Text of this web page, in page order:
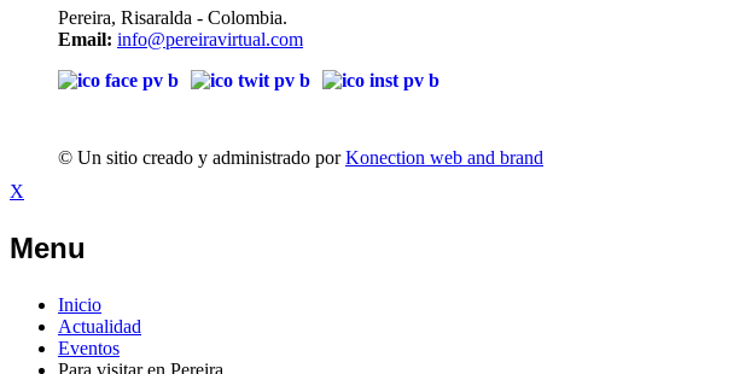
Pereira, Risaralda - Colombia.
Email: info@pereiravirtual.com
© Un sitio creado y administrado porKonection web and brand
X
Menu
Inicio
Actualidad
Eventos
Para visitar en Pereira